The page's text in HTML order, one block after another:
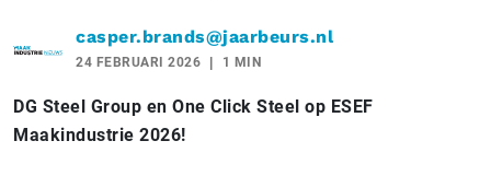
casper.brands@jaarbeurs.nl
24 FEBRUARI 2026 1 MIN
DG Steel Group en One Click Steel op ESEF
Maakindustrie 2026!